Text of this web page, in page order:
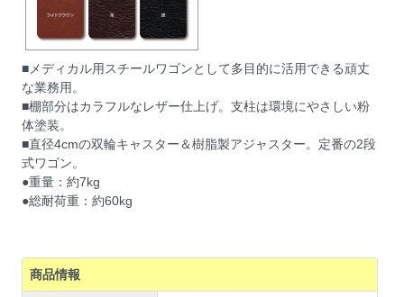
■メディカル用スチールワゴンとして多目的に活用できる頑丈
な業務用。
■棚部分はカラフルなレザー仕上げ。支柱は環境にやさしい粉
体塗装。
■直径4cmの双輪キャスター＆樹脂製アジャスター。定番の2段
式ワゴン。
●重量：約7kg
●総耐荷重：約60kg
商品情報